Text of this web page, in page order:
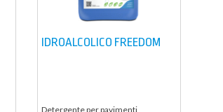
IDROALCOLICO FREEDOM
Detergente per pavimenti